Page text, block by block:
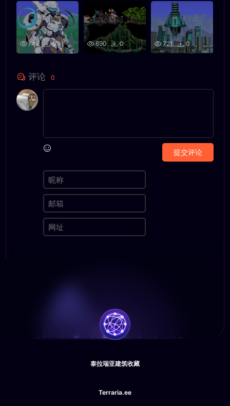
743 0 690 0 721 0
评论 0
提交评论
泰拉瑞亚建筑收藏
Terraria.ee